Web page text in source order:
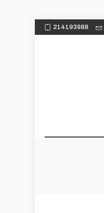
214193988